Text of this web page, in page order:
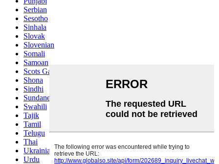
Serbian
Sesotho
Sinhala
Slovak
Slovenian
Somali
Samoan
Scots Gaelic
Shona
Sindhi
Sundanese
Swahili
Tajik
Tamil
Telugu
Thai
Ukrainian
Urdu